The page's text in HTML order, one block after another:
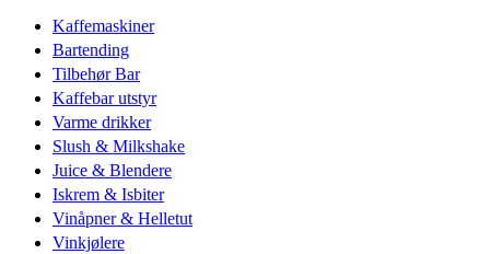
Kaffemaskiner
Bartending
Tilbehør Bar
Kaffebar utstyr
Varme drikker
Slush & Milkshake
Juice & Blendere
Iskrem & Isbiter
Vinåpner & Helletut
Vinkjølere